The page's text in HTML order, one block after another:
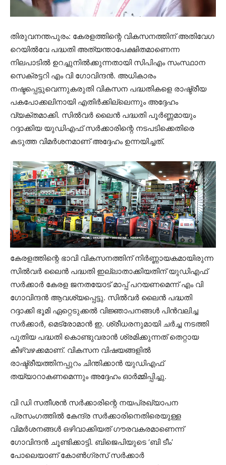
തിരുവനന്തപുരം: കേരളത്തിന്റെ വികസനത്തിന് അതിവേഗ
റെയിൽവേ പദ്ധതി അത്യന്താപേക്ഷിതമാണെന്ന
നിലപാടിൽ ഉറച്ചുനിൽക്കുന്നതായി സിപിഎം സംസ്ഥാന
സെക്രട്ടറി എം വി ഗോവിന്ദൻ. അധികാരം
നഷ്ടപ്പെട്ടുവെന്നുകരുതി വികസന പദ്ധതികളെ രാഷ്ട്രീയ
പകപോക്കലിനായി എതിർക്കില്ലെന്നും അദ്ദേഹം
വ്യക്തമാക്കി. സിൽവർ ലൈൻ പദ്ധതി പൂർണ്ണമായും
റദ്ദാക്കിയ യുഡിഎഫ് സർക്കാരിന്റെ നടപടിക്കെതിരെ
കടുത്ത വിമർശനമാണ് അദ്ദേഹം ഉന്നയിച്ചത്.
കേരളത്തിന്റെ ഭാവി വികസനത്തിന് നിർണ്ണായകമായിരുന്ന
സിൽവർ ലൈൻ പദ്ധതി ഇല്ലാതാക്കിയതിന് യുഡിഎഫ്
സർക്കാർ കേരള ജനതയോട് മാപ്പ് പറയണമെന്ന് എം വി
ഗോവിന്ദൻ ആവശ്യപ്പെട്ടു. സിൽവർ ലൈൻ പദ്ധതി
റദ്ദാക്കി ഭൂമി ഏറ്റെടുക്കൽ വിജ്ഞാപനങ്ങൾ പിൻവലിച്ച
സർക്കാർ, മെട്രോമാൻ ഇ. ശ്രീധരനുമായി ചർച്ച നടത്തി
പുതിയ പദ്ധതി കൊണ്ടുവരാൻ ശ്രമിക്കുന്നത് തെറ്റായ
കീഴ്വഴക്കമാണ്. വികസന വിഷയങ്ങളിൽ
രാഷ്ട്രീയത്തിനപ്പുറം ചിന്തിക്കാൻ യുഡിഎഫ്
തയ്യാറാകണമെന്നും അദ്ദേഹം ഓർമ്മിപ്പിച്ചു.
വി ഡി സതീശൻ സർക്കാരിന്റെ നയപ്രഖ്യാപന
പ്രസംഗത്തിൽ കേന്ദ്ര സർക്കാരിനെതിരെയുള്ള
വിമർശനങ്ങൾ ഒഴിവാക്കിയത് ഗൗരവകരമാണെന്ന്
ഗോവിന്ദൻ ചൂണ്ടിക്കാട്ടി. ബിജെപിയുടെ ‘ബി ടീം’
പോലെയാണ് കോൺഗ്രസ് സർക്കാർ